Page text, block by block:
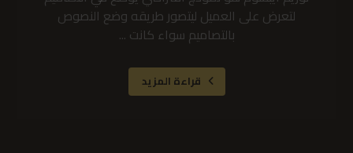
لتعرض على العميل ليتصور طريقه وضع النصوص
بالتصاميم سواء كانت ...
قراءة المزيد